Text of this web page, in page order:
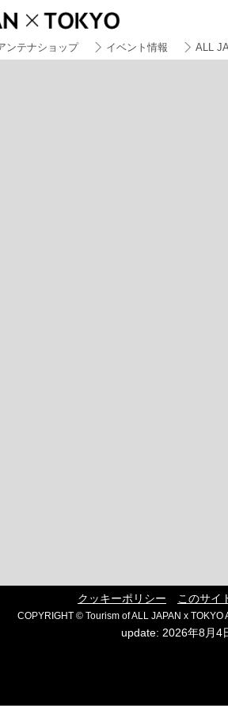
ンテナショップ イベント情報 ALL
クッキーポリシー このサイ
COPYRIGHT © Tourism of ALL JAPAN x TOKYO
update: 2026年8月4